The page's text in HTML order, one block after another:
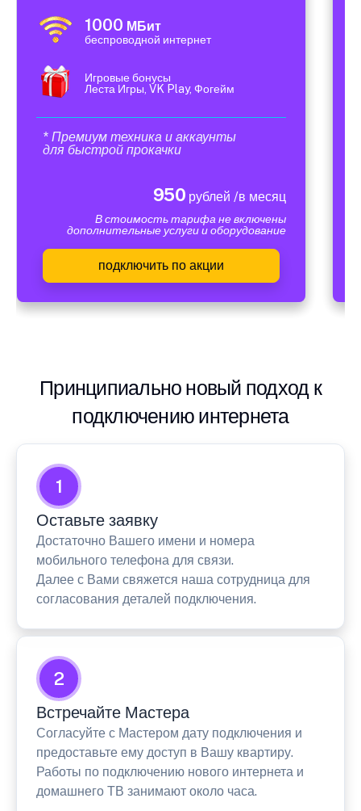
1000 МБит
беспроводной интернет
Игровые бонусы
Леста Игры, VK Play, Фогейм
* Премиум техника и аккаунты
для быстрой прокачки
950 рублей /в месяц
В стоимость тарифа не включены
дополнительные услуги и оборудование
подключить по акции
Принципиально новый подход к
подключению интернета
1
Оставьте заявку
Достаточно Вашего имени и номера
мобильного телефона для связи.
Далее с Вами свяжется наша сотрудница для
согласования деталей подключения.
2
Встречайте Мастера
Согласуйте с Мастером дату подключения и
предоставьте ему доступ в Вашу квартиру.
Работы по подключению нового интернета и
домашнего ТВ занимают около часа.